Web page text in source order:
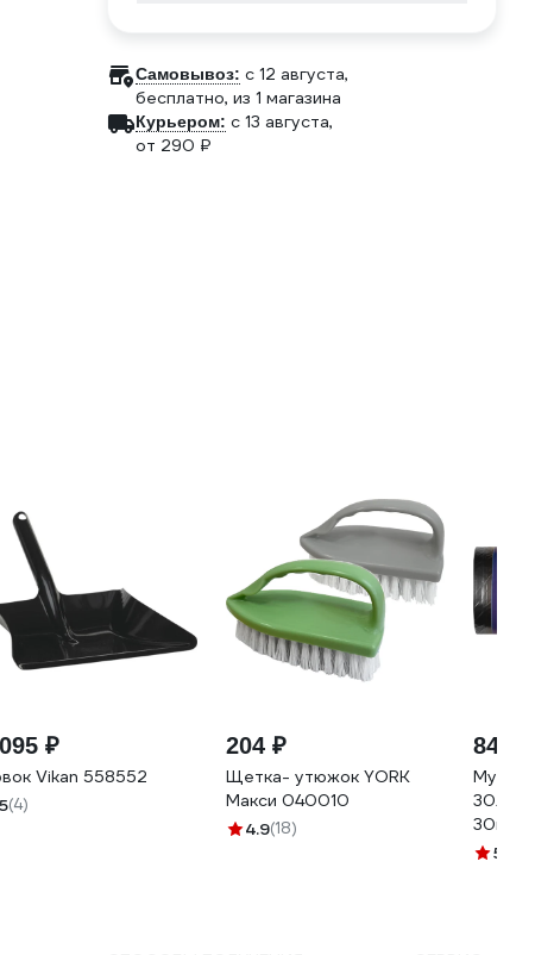
Самовывоз: c 12 августа,
бесплатно, из 1 магазина
Курьером: c 13 августа,
от 290 ₽
₽
Vikan 558552
5(4)
204 ₽
Щетка- утюжок YORK
Макси 040010
4.9(18)
84 ₽
30л,
30шт в
ACG
5